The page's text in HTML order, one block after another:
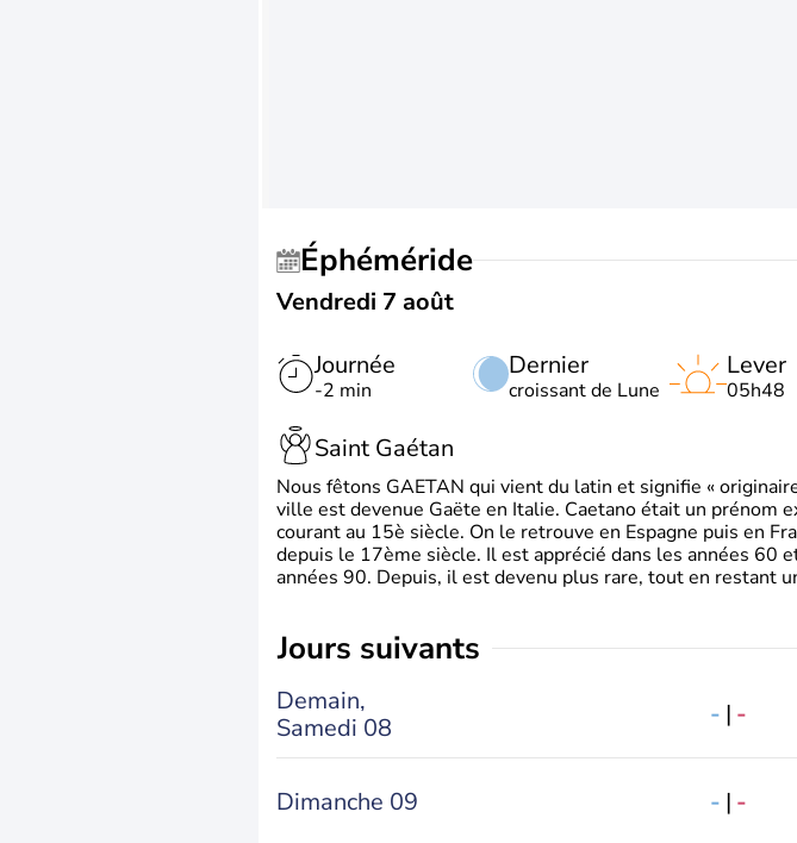
Éphéméride
Vendredi 7 août
Journée
-2 min
Dernier
croissant de Lune
Lever
05h48
Saint Gaétan
Nous fêtons GAETAN qui vient du latin et signifie «
ville est devenue Gaëte en Italie. Caetano était un prénom
courant au 15è siècle. On le retrouve en Espagne puis en
depuis le 17ème siècle. Il est apprécié dans les années 60
années 90. Depuis, il est devenu plus rare, tout en restant
jours suivants
Demain,
Samedi 08
- | -
Dimanche 09 - | -